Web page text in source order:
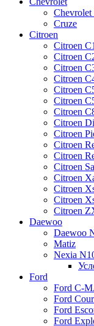
Chevrolet
Cruze
Citroen
Citroen C1
Citroen
Citroen
Citroen
Citroen
Citroen
Citroen
Citroen
Citroen
Citroen
Citroen
Citroen
Citroen
Citroen
Citroen
Citroen
Daewoo
Daewoo
Matiz
Nexia
Ford
Ford C-
Ford
Ford
Ford